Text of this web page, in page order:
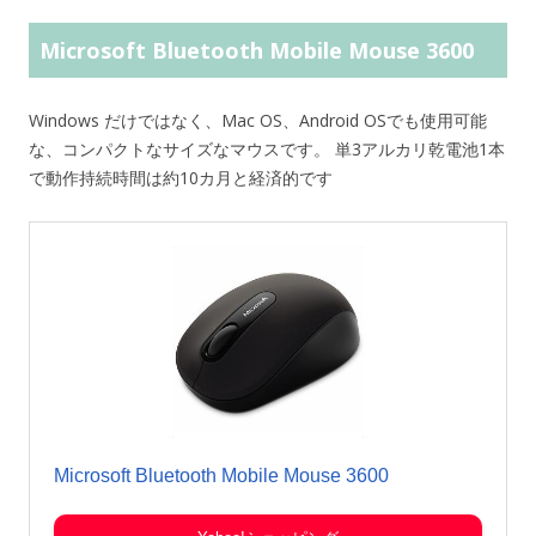
Microsoft Bluetooth Mobile Mouse 3600
Windows だけではなく、Mac OS、Android OSでも使用可能
な、コンパクトなサイズなマウスです。 単3アルカリ乾電池1本
で動作持続時間は約10カ月と経済的です
Microsoft Bluetooth Mobile Mouse 3600